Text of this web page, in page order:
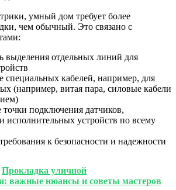
умный дом требует более
чем обычный. Это связано с
выделения отдельных линий для
специальных кабелей, например, для
(например, витая пара, силовые кабели
подключения датчиков,
исполнительных устройств по всему
к безопасности и надежности
Прокладка уличной
важные нюансы и советы мастеров